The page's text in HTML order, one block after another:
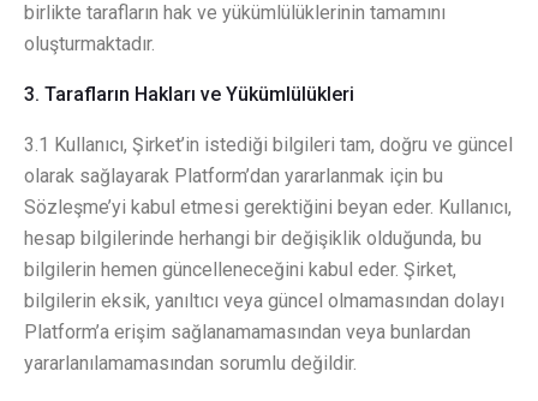
birlikte tarafların hak ve yükümlülüklerinin tamamını
oluşturmaktadır.
3. Tarafların Hakları ve Yükümlülükleri
3.1 Kullanıcı, Şirket’in istediği bilgileri tam, doğru ve güncel
olarak sağlayarak Platform’dan yararlanmak için bu
Sözleşme’yi kabul etmesi gerektiğini beyan eder. Kullanıcı,
hesap bilgilerinde herhangi bir değişiklik olduğunda, bu
bilgilerin hemen güncelleneceğini kabul eder. Şirket,
bilgilerin eksik, yanıltıcı veya güncel olmamasından dolayı
Platform’a erişim sağlanamamasından veya bunlardan
yararlanılamamasından sorumlu değildir.